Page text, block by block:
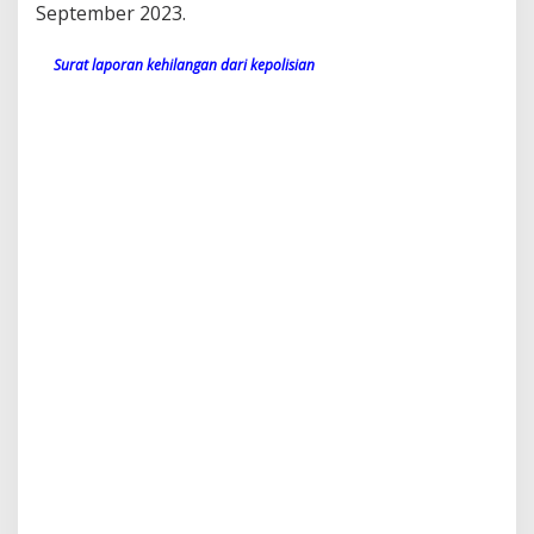
September 2023.
Surat laporan kehilangan dari kepolisian